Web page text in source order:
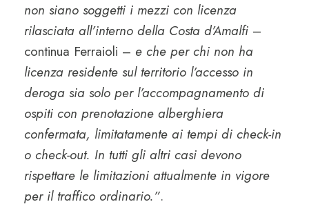
non siano soggetti i mezzi con licenza
rilasciata all’interno della Costa d’Amalfi –
continua Ferraioli – e che per chi non ha
licenza residente sul territorio l’accesso in
deroga sia solo per l’accompagnamento di
ospiti con prenotazione alberghiera
confermata, limitatamente ai tempi di check-in
o check-out. In tutti gli altri casi devono
rispettare le limitazioni attualmente in vigore
per il traffico ordinario.”.